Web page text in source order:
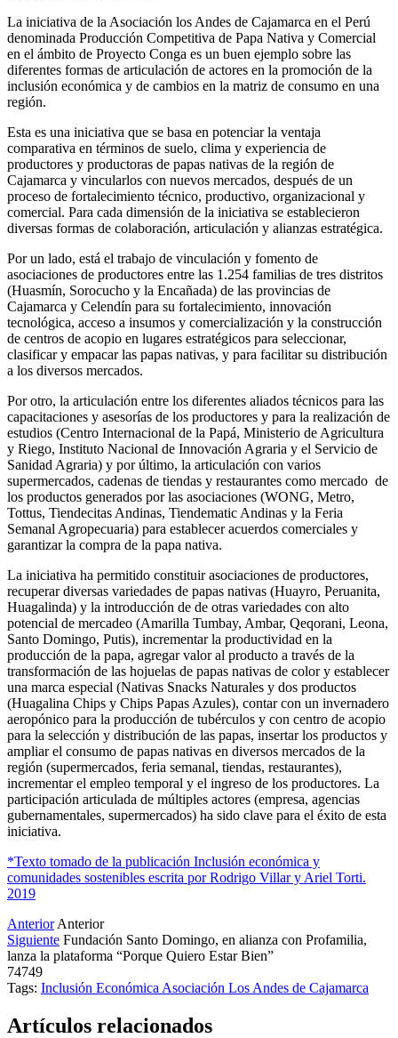
La iniciativa de la Asociación los Andes de Cajamarca en el Perú
denominada Producción Competitiva de Papa Nativa y Comercial
en el ámbito de Proyecto Conga es un buen ejemplo sobre las
diferentes formas de articulación de actores en la promoción de la
inclusión económica y de cambios en la matriz de consumo en una
región.
Esta es una iniciativa que se basa en potenciar la ventaja
comparativa en términos de suelo, clima y experiencia de
productores y productoras de papas nativas de la región de
Cajamarca y vincularlos con nuevos mercados, después de un
proceso de fortalecimiento técnico, productivo, organizacional y
comercial. Para cada dimensión de la iniciativa se establecieron
diversas formas de colaboración, articulación y alianzas estratégica.
Por un lado, está el trabajo de vinculación y fomento de
asociaciones de productores entre las 1.254 familias de tres distritos
(Huasmín, Sorocucho y la Encañada) de las provincias de
Cajamarca y Celendín para su fortalecimiento, innovación
tecnológica, acceso a insumos y comercialización y la construcción
de centros de acopio en lugares estratégicos para seleccionar,
clasificar y empacar las papas nativas, y para facilitar su distribución
a los diversos mercados.
Por otro, la articulación entre los diferentes aliados técnicos para las
capacitaciones y asesorías de los productores y para la realización de
estudios (Centro Internacional de la Papá, Ministerio de Agricultura
y Riego, Instituto Nacional de Innovación Agraria y el Servicio de
Sanidad Agraria) y por último, la articulación con varios
supermercados, cadenas de tiendas y restaurantes como mercado de
los productos generados por las asociaciones (WONG, Metro,
Tottus, Tiendecitas Andinas, Tiendematic Andinas y la Feria
Semanal Agropecuaria) para establecer acuerdos comerciales y
garantizar la compra de la papa nativa.
La iniciativa ha permitido constituir asociaciones de productores,
recuperar diversas variedades de papas nativas (Huayro, Peruanita,
Huagalinda) y la introducción de de otras variedades con alto
potencial de mercadeo (Amarilla Tumbay, Ambar, Qeqorani, Leona,
Santo Domingo, Putis), incrementar la productividad en la
producción de la papa, agregar valor al producto a través de la
transformación de las hojuelas de papas nativas de color y establecer
una marca especial (Nativas Snacks Naturales y dos productos
(Huagalina Chips y Chips Papas Azules), contar con un invernadero
aeropónico para la producción de tubérculos y con centro de acopio
para la selección y distribución de las papas, insertar los productos y
ampliar el consumo de papas nativas en diversos mercados de la
región (supermercados, feria semanal, tiendas, restaurantes),
incrementar el empleo temporal y el ingreso de los productores. La
participación articulada de múltiples actores (empresa, agencias
gubernamentales, supermercados) ha sido clave para el éxito de esta
iniciativa.
*Texto tomado de la publicación Inclusión económica y
comunidades sostenibles escrita por Rodrigo Villar y Ariel Torti.
2019
Anterior Anterior
Siguiente Fundación Santo Domingo, en alianza con Profamilia,
lanza la plataforma “Porque Quiero Estar Bien”
74749
Tags: Inclusión Económica Asociación Los Andes de Cajamarca
Artículos relacionados